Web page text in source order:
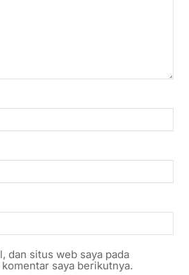
dan situs web saya pada
saya berikutnya.